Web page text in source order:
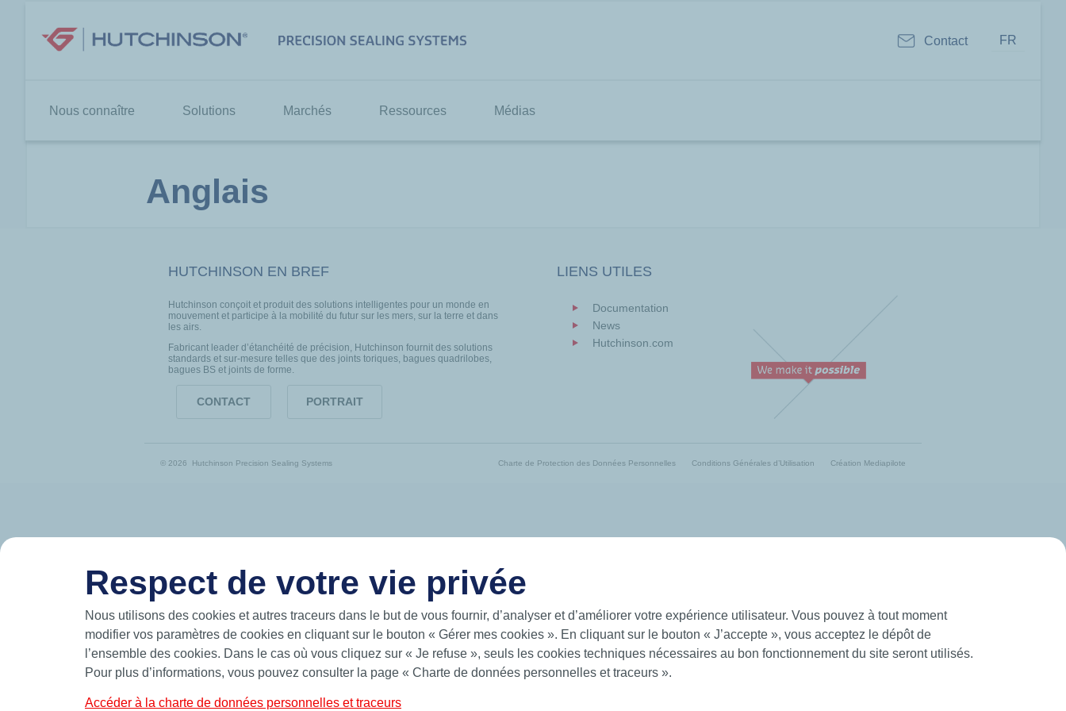
contenu
Contact FR
Nous connaître Solutions Marchés Ressources Médias
Anglais
HUTCHINSON EN BREF
Hutchinson conçoit et produit des solutions intelligentes pour un monde en
mouvement et participe à la mobilité du futur sur les mers, sur la terre et dans
les airs.
Fabricant leader d’étanchéité de précision, Hutchinson fournit des solutions
standards et sur-mesure telles que des joints toriques, bagues quadrilobes,
bagues BS et joints de forme.
CONTACT PORTRAIT
LIENS UTILES
Documentation
News
Hutchinson.com
© 2026 Hutchinson Precision Sealing Systems Charte de Protection des Données Personnelles Conditions Générales d’Utilisation Création Mediapilote
Respect de votre vie privée
Nous utilisons des cookies et autres traceurs dans le but de vous fournir, d’analyser et d’améliorer votre expérience utilisateur. Vous pouvez à tout moment
modifier vos paramètres de cookies en cliquant sur le bouton « Gérer mes cookies ». En cliquant sur le bouton « J’accepte », vous acceptez le dépôt de
l’ensemble des cookies. Dans le cas où vous cliquez sur « Je refuse », seuls les cookies techniques nécessaires au bon fonctionnement du site seront utilisés.
Pour plus d’informations, vous pouvez consulter la page « Charte de données personnelles et traceurs ».
Accéder à la charte de données personnelles et traceurs